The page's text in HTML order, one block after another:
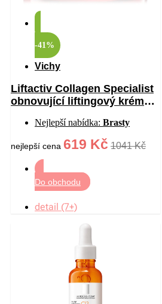
-41%
Vichy
Liftactiv Collagen Specialist
obnovující liftingový krém
Nejlepší nabídka: Brasty
nejlepší cena 619 Kč 1041 Kč
Do obchodu
detail (7+)